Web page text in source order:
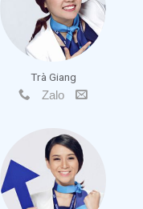
Trà Giang
Zalo